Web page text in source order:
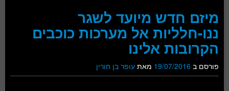
כימיה
פיזיקה
חברה
מיזם חדש מיועד לשגר
ננו-חלליות אל מערכות כוכבים
הקרובות אלינו
פורסם ב 19/07/2016 מאת עופר בן חורין